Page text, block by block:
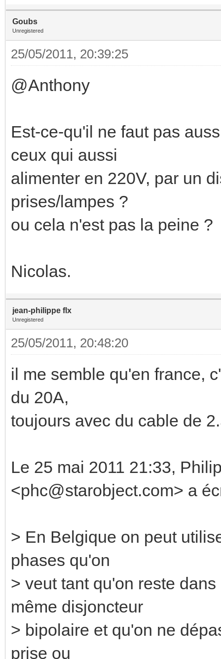
Goubs
Unregistered
25/05/2011, 20:39:25
@Anthony
Est-ce-qu'il ne faut pas
ceux qui aussi
alimenter en 220V, par un
prises/lampes ?
ou cela n'est pas la peine ?
Nicolas.
jean-philippe flx
Unregistered
25/05/2011, 20:48:20
il me semble qu'en france,
du 20A,
toujours avec du cable de
Le 25 mai 2011 21:33,
<phc@starobject.com> a
> En Belgique on peut
phases qu'on
> veut tant qu'on reste
même disjoncteur
> bipolaire et qu'on ne
prise ou